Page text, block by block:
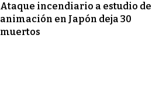
Ataque incendiario a estudio de
animación en Japón deja 30
muertos